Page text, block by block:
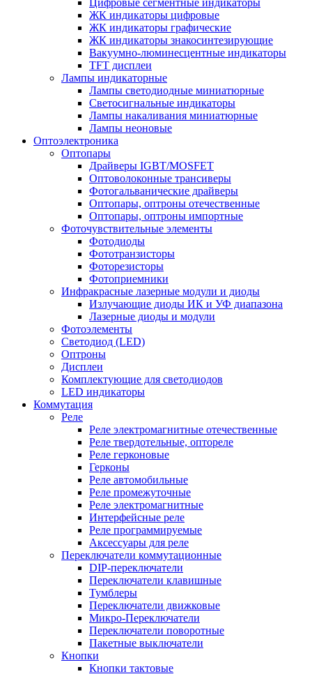
ЖК индикаторы цифровые
ЖК индикаторы графические
ЖК индикаторы знакосинтезирующие
Вакуумно-люминесцентные индикаторы
TFT дисплеи
Лампы индикаторные
Лампы светодиодные миниатюрные
Светосигнальные индикаторы
Лампы накаливания миниатюрные
Лампы неоновые
Оптоэлектроника
Оптопары
Драйверы IGBT/MOSFET
Оптоволоконные трансиверы
Фотогальванические драйверы
Оптопары, оптроны отечественные
Оптопары, оптроны импортные
Фоточувствительные элементы
Фотодиоды
Фототранзисторы
Фоторезисторы
Фотоприемники
Инфракрасные лазерные модули и диоды
Излучающие диоды ИК и УФ диапазона
Лазерные диоды и модули
Фотоэлементы
Светодиод (LED)
Оптроны
Дисплеи
Комплектующие для светодиодов
LED индикаторы
Коммутация
Реле
Реле электромагнитные отечественные
Реле твердотельные, оптореле
Реле герконовые
Герконы
Реле автомобильные
Реле промежуточные
Реле электромагнитные
Интерфейсные реле
Реле программируемые
Аксессуары для реле
Переключатели коммутационные
DIP-переключатели
Переключатели клавишные
Тумблеры
Переключатели движковые
Микро-Переключатели
Переключатели поворотные
Пакетные выключатели
Кнопки
Кнопки тактовые